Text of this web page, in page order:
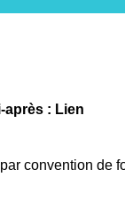
après : Lien
convention de